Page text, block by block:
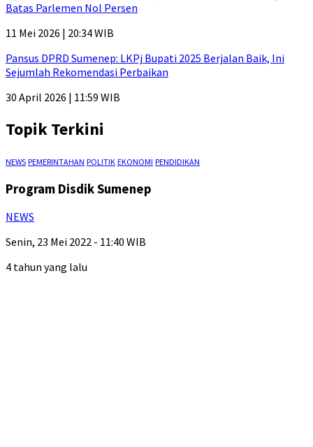
Batas Parlemen Nol Persen
11 Mei 2026 | 20:34 WIB
Pansus DPRD Sumenep: LKPj Bupati 2025 Berjalan Baik, Ini
Sejumlah Rekomendasi Perbaikan
30 April 2026 | 11:59 WIB
Topik Terkini
NEWS PEMERINTAHAN POLITIK EKONOMI PENDIDIKAN
Program Disdik Sumenep
NEWS
Senin, 23 Mei 2022 - 11:40 WIB
4 tahun yang lalu